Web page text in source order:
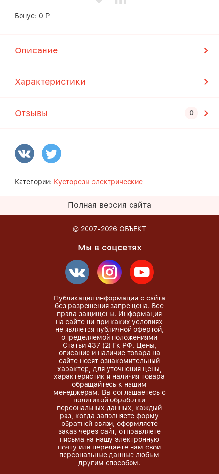
Бонус: 0 Р
Описание
Характеристики
Отзывы
Категории: Кусторезы электрические
Полная версия сайта
© 2007-2026 ОБЪЕКТ
Мы в соцсетях
Публикация информации с сайта
без разрешения запрещена. Все
права защищены. Информация
на сайте ни при каких условиях
не является публичной офертой,
определяемой положениями
Статьи 437 (2) Гк РФ. Цены,
описание и наличие товара на
сайте носят ознакомительный
характер, для уточнения цены,
характеристик и наличия товара
обращайтесь к нашим
менеджерам. Вы соглашаетесь с
политикой обработки
персональных данных, каждый
раз, когда заполняете форму
обратной связи, оформляете
заказ через сайт, отправляете
письма на нашу электронную
почту или передаете нам свои
персональные данные любым
другим способом.